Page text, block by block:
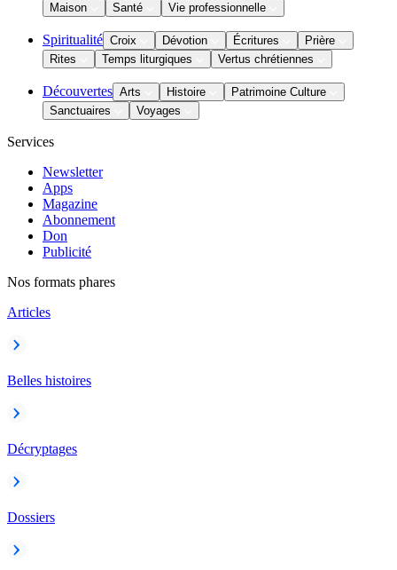
Maison
Santé Vie professionnelle
Spiritualité Croix Dévotion Écritures
Prière
Rites
Temps liturgiques Vertus chrétiennes
Découvertes Arts Histoire
Patrimoine Culture
Sanctuaires
Voyages
Services
Newsletter
Apps
Magazine
Abonnement
Don
Publicité
Nos formats phares
Articles
Belles histoires
Décryptages
Dossiers